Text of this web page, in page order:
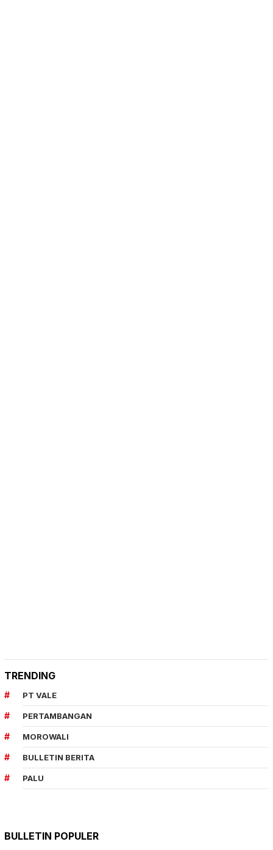
TRENDING
PT VALE
PERTAMBANGAN
MOROWALI
BULLETIN BERITA
PALU
BULLETIN POPULER